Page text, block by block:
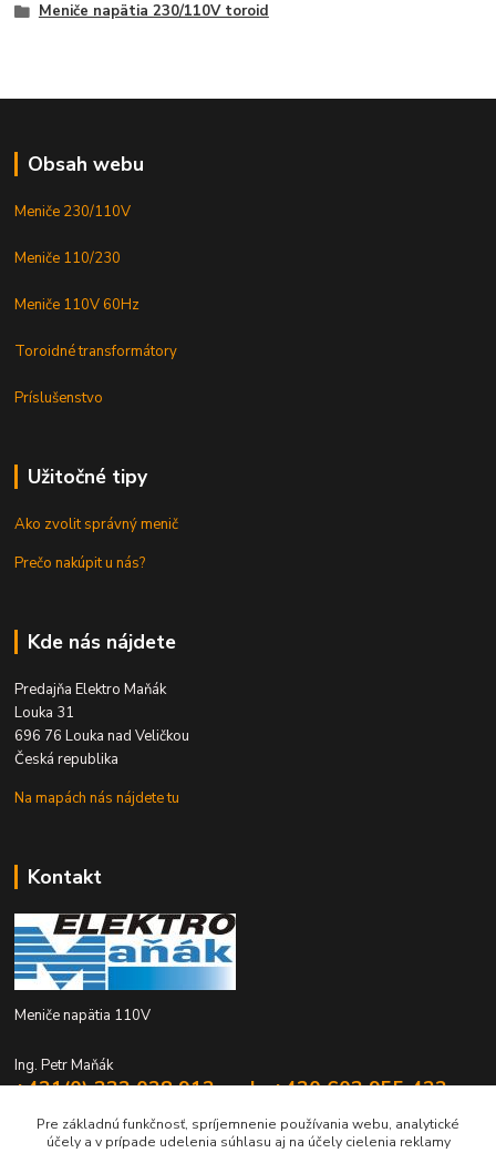
Meniče napätia 230/110V toroid
Obsah webu
Meniče 230/110V
Meniče 110/230
Meniče 110V 60Hz
Toroidné transformátory
Príslušenstvo
Užitočné tipy
Ako zvolit správný menič
Prečo nakúpit u nás?
Kde nás nájdete
Predajňa Elektro Maňák
Louka 31
696 76 Louka nad Veličkou
Česká republika
Na mapách nás nájdete tu
Kontakt
Meniče napätia 110V
Ing. Petr Maňák
+421(0) 332 028 912 mob. +420 603 955 422
Pre základnú funkčnosť, spríjemnenie používania webu, analytické
účely a v prípade udelenia súhlasu aj na účely cielenia reklamy